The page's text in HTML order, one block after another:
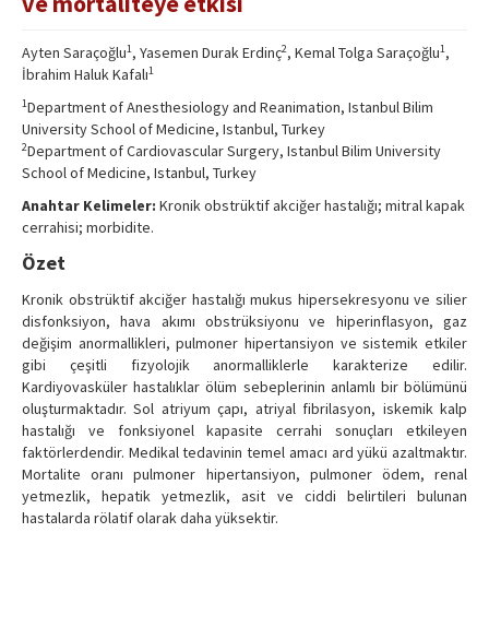
Ayten Saraçoğlu1, Yasemen Durak Erdinç2, Kemal Tolga Saraçoğlu1,
İbrahim Haluk Kafalı1
1Department of Anesthesiology and Reanimation, Istanbul Bilim
University School of Medicine, Istanbul, Turkey
2Department of Cardiovascular Surgery, Istanbul Bilim University
School of Medicine, Istanbul, Turkey
Anahtar Kelimeler: Kronik obstrüktif akciğer hastalığı; mitral kapak
cerrahisi; morbidite.
Özet
Kronik obstrüktif akciğer hastalığı mukus hipersekresyonu ve silier
disfonksiyon, hava akımı obstrüksiyonu ve hiperinflasyon, gaz
değişim anormallikleri, pulmoner hipertansiyon ve sistemik etkiler
gibi çeşitli fizyolojik anormalliklerle karakterize edilir.
Kardiyovasküler hastalıklar ölüm sebeplerinin anlamlı bir bölümünü
oluşturmaktadır. Sol atriyum çapı, atriyal fibrilasyon, iskemik kalp
hastalığı ve fonksiyonel kapasite cerrahi sonuçları etkileyen
faktörlerdendir. Medikal tedavinin temel amacı ard yükü azaltmaktır.
Mortalite oranı pulmoner hipertansiyon, pulmoner ödem, renal
yetmezlik, hepatik yetmezlik, asit ve ciddi belirtileri bulunan
hastalarda rölatif olarak daha yüksektir.